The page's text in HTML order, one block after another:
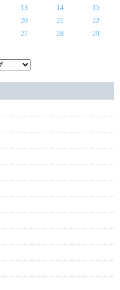
13 14
15
20 21
22
27 28
29